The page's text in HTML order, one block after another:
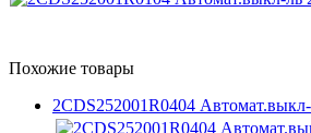
Похожие товары
2CDS252001R0404